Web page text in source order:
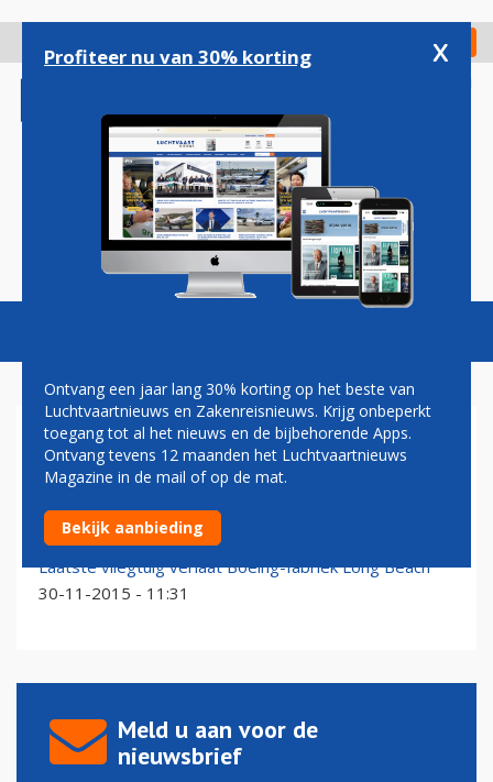
gaan
Check in
Magazine Podcasts Vacatures
LONG BEACH
Southwest strijkt neer op vijfde luchthaven LA
11-02-2016 - 10:24
Laatste vliegtuig verlaat Boeing-fabriek Long Beach
30-11-2015 - 11:31
Meld u aan voor de
nieuwsbrief
Profiteer nu van 30% korting x
Ontvang een jaar lang 30% korting op het beste van
Luchtvaartnieuws en Zakenreisnieuws. Krijg onbeperkt
toegang tot al het nieuws en de bijbehorende Apps.
Ontvang tevens 12 maanden het Luchtvaartnieuws
Magazine in de mail of op de mat.
Bekijk aanbieding